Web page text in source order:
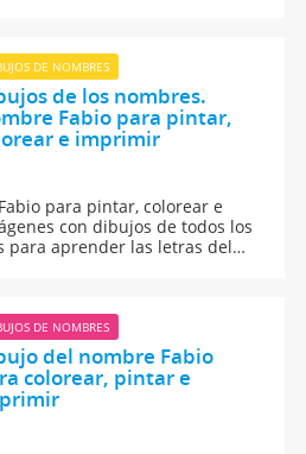
DE NOMBRES
de los nombres.
Fabio para pintar,
e imprimir
para pintar, colorear e
con dibujos de todos los
para aprender las letras del
DE NOMBRES
del nombre Fabio
colorear, pintar e